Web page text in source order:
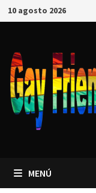
10 agosto 2026
MENÚ